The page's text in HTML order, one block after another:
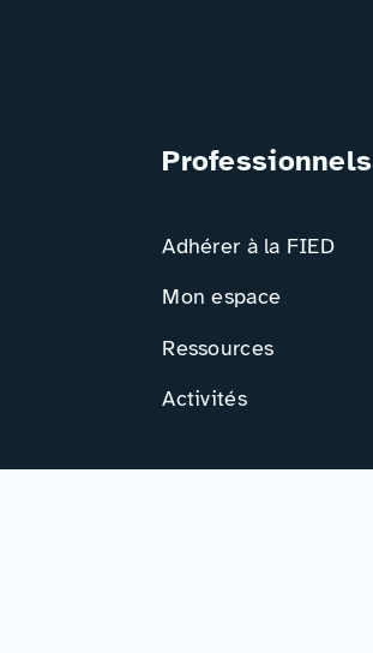
Professionnels
Adhérer à la FIED
Mon espace
Ressources
Activités